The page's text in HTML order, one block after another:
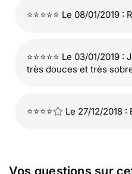
⭐⭐⭐⭐⭐ Le 08/01/2019 :
⭐⭐⭐⭐⭐ Le 03/01/
très douces et très
⭐⭐⭐⭐ Le 27/12/2018 :
Vos questions sur